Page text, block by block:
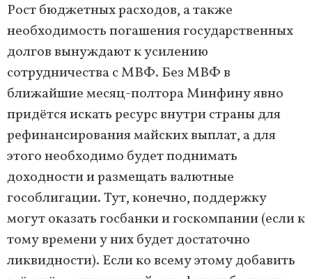
Рост бюджетных расходов, а также
необходимость погашения государственных
долгов вынуждают к усилению
сотрудничества с МВФ. Без МВФ в
ближайшие месяц-полтора Минфину явно
придётся искать ресурс внутри страны для
рефинансирования майских выплат, а для
этого необходимо будет поднимать
доходности и размещать валютные
гособлигации. Тут, конечно, поддержку
могут оказать госбанки и госкомпании (если к
тому времени у них будет достаточно
ликвидности). Если ко всему этому добавить